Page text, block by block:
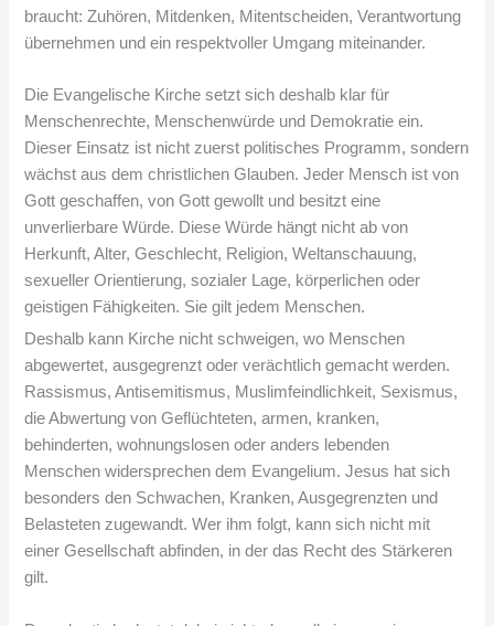
braucht: Zuhören, Mitdenken, Mitentscheiden, Verantwortung
übernehmen und ein respektvoller Umgang miteinander.
Die Evangelische Kirche setzt sich deshalb klar für
Menschenrechte, Menschenwürde und Demokratie ein.
Dieser Einsatz ist nicht zuerst politisches Programm, sondern
wächst aus dem christlichen Glauben. Jeder Mensch ist von
Gott geschaffen, von Gott gewollt und besitzt eine
unverlierbare Würde. Diese Würde hängt nicht ab von
Herkunft, Alter, Geschlecht, Religion, Weltanschauung,
sexueller Orientierung, sozialer Lage, körperlichen oder
geistigen Fähigkeiten. Sie gilt jedem Menschen.
Deshalb kann Kirche nicht schweigen, wo Menschen
abgewertet, ausgegrenzt oder verächtlich gemacht werden.
Rassismus, Antisemitismus, Muslimfeindlichkeit, Sexismus,
die Abwertung von Geflüchteten, armen, kranken,
behinderten, wohnungslosen oder anders lebenden
Menschen widersprechen dem Evangelium. Jesus hat sich
besonders den Schwachen, Kranken, Ausgegrenzten und
Belasteten zugewandt. Wer ihm folgt, kann sich nicht mit
einer Gesellschaft abfinden, in der das Recht des Stärkeren
gilt.